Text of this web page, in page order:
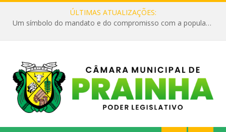
ÚLTIMAS ATUALIZAÇÕES:
Um símbolo do mandato e do compromisso com a população